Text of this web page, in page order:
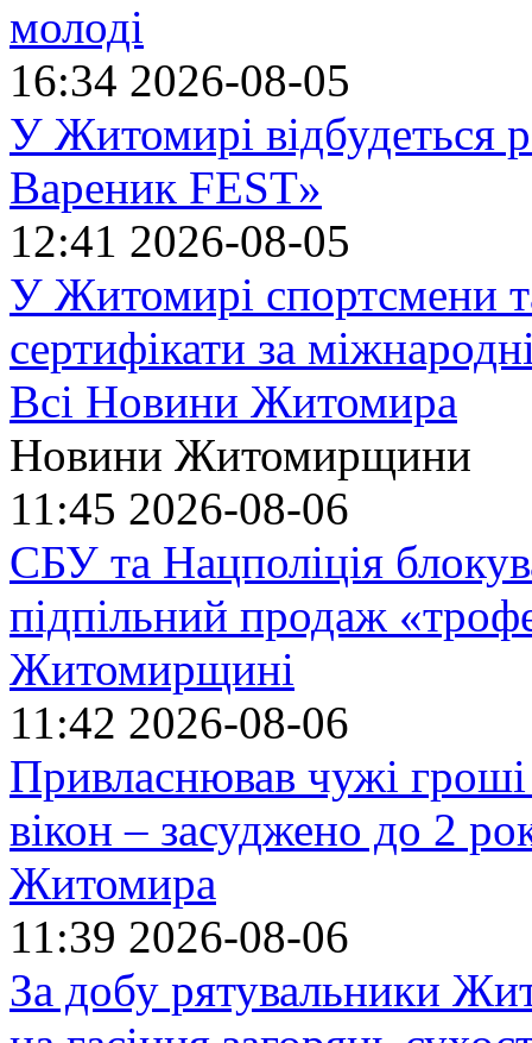
молоді
16:34 2026-08-05
У Житомирі відбудеться
Вареник FEST»
12:41 2026-08-05
У Житомирі спортсмени
сертифікати за
Всі Новини Житомира
Новини Житомирщини
11:45 2026-08-06
СБУ та Нацполіція
підпільний продаж
Житомирщині
11:42 2026-08-06
Привласнював чужі
вікон – засуджено до 2
Житомира
11:39 2026-08-06
За добу рятувальники